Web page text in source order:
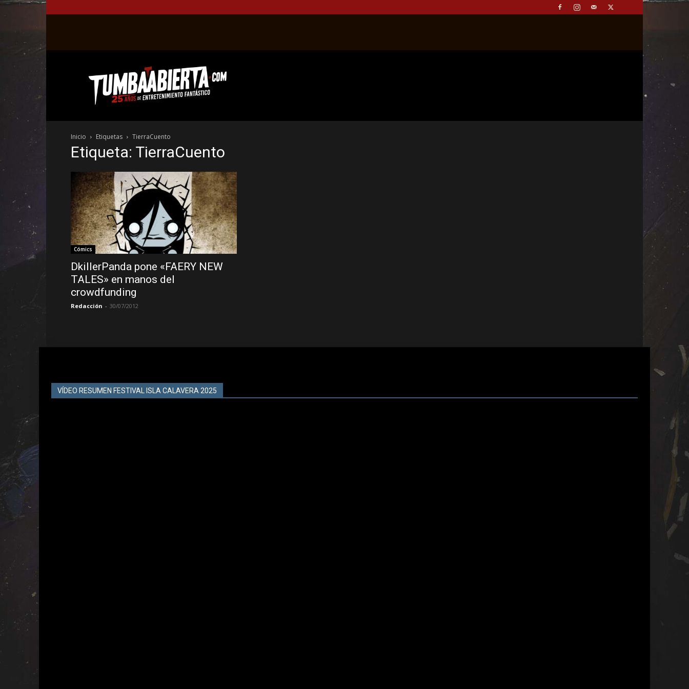
web
del
entretenimiento
el
género
fantástico.
Inicio Etiquetas TierraCuento
Etiqueta: TierraCuento
Cómics
DkillerPanda pone «FAERY NEW
TALES» en manos del
crowdfunding
Redacción - 30/07/2012
VÍDEO RESUMEN FESTIVAL ISLA CALAVERA 2025